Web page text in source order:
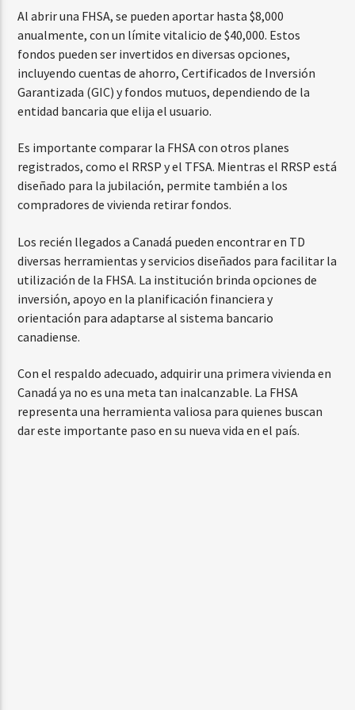
Al abrir una FHSA, se pueden aportar hasta $8,000
anualmente, con un límite vitalicio de $40,000. Estos
fondos pueden ser invertidos en diversas opciones,
incluyendo cuentas de ahorro, Certificados de Inversión
Garantizada (GIC) y fondos mutuos, dependiendo de la
entidad bancaria que elija el usuario.
Es importante comparar la FHSA con otros planes
registrados, como el RRSP y el TFSA. Mientras el RRSP está
diseñado para la jubilación, permite también a los
compradores de vivienda retirar fondos.
Los recién llegados a Canadá pueden encontrar en TD
diversas herramientas y servicios diseñados para facilitar la
utilización de la FHSA. La institución brinda opciones de
inversión, apoyo en la planificación financiera y
orientación para adaptarse al sistema bancario
canadiense.
Con el respaldo adecuado, adquirir una primera vivienda en
Canadá ya no es una meta tan inalcanzable. La FHSA
representa una herramienta valiosa para quienes buscan
dar este importante paso en su nueva vida en el país.